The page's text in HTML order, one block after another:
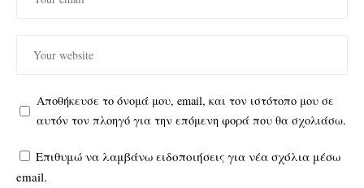
Αποθήκευσε το όνομά μου, email, και τον ιστότοπο μου σε
αυτόν τον πλοηγό για την επόμενη φορά που θα σχολιάσω.
Επιθυμώ να λαμβάνω ειδοποιήσεις για νέα σχόλια μέσω
email.